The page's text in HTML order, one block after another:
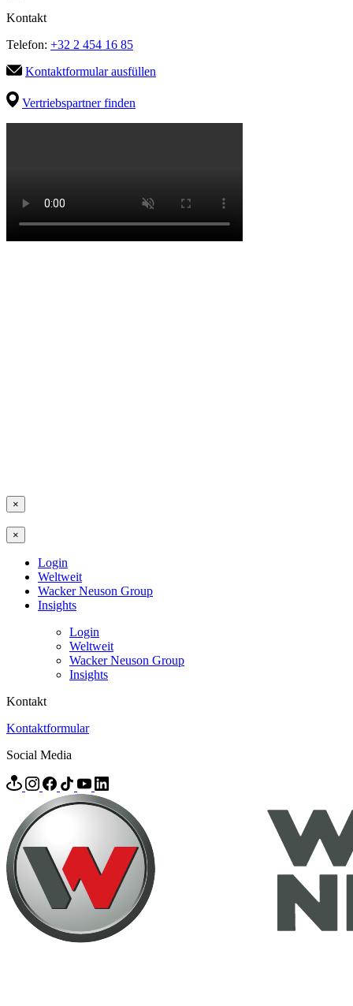
Kontakt
Telefon: +32 2 454 16 85
Kontaktformular ausfüllen
Vertriebspartner finden
×
×
Login
Weltweit
Wacker Neuson Group
Insights
Login
Weltweit
Wacker Neuson Group
Insights
Kontakt
Kontaktformular
Social Media